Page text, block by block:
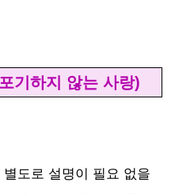
기하지 않는 사랑)
도로 설명이 필요 없을